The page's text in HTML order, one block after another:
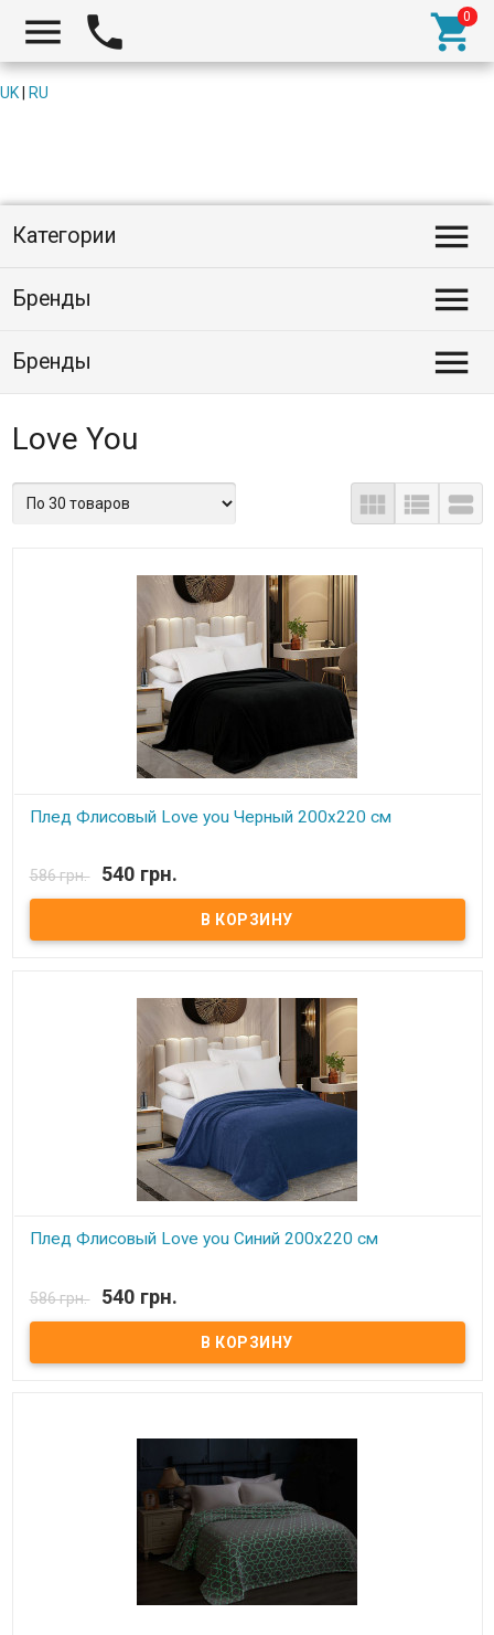
  
UK RU
Категории 
Бренды 
Бренды 
Love You
  
Плед Флисовый Love you Черный 200х220 см
100% полиэстер, флис. Плотность: 190 г/м.кв. Производитель:
Love You (Китай) Легкий и нежный флисовый плед. Ткань,
на ощупь, достаточно плотна и слегка пушиста. Такой плед
586 грн. 540 грн.
Плед Флисовый Love you Синий 200х220 см
Плед Love You флисовый 200х220 см Размер: 200х220 см Состав:
100% полиэстер, флис. Плотность: 190 г/м.кв. Производитель:
Love You (Китай) Легкий и нежный флисовый плед. Ткань,
обладающая фактурой велюра, необыкновенно мягка и приятна
на ощупь, достаточно плотна и слегка пушиста. Такой плед
586 грн. 540 грн.